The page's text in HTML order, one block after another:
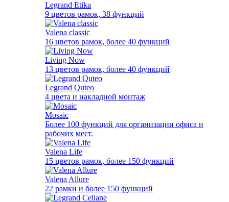
Legrand Etika
9 цветов рамок, 38 функций
Valena classic
16 цветов рамок, более 40 функций
Living Now
13 цветов рамок, более 40 функций
Legrand Quteo
4 цвета и накладной монтаж
Mosaic
Более 100 функций для организации офиса и
рабочих мест.
Valena Life
15 цветов рамок, более 150 функций
Valena Allure
22 рамки и более 150 функций